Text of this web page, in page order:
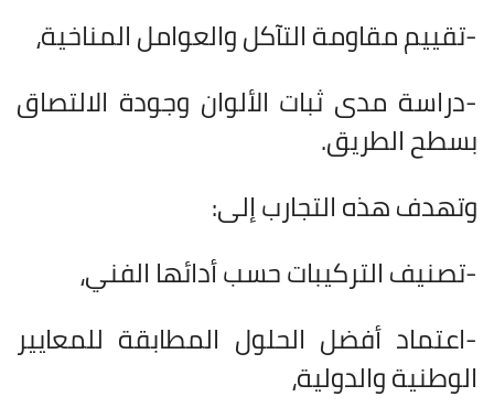
-تقييم مقاومة التآكل والعوامل المناخية،
-دراسة مدى ثبات الألوان وجودة الالتصاق
بسطح الطريق.
وتهدف هذه التجارب إلى:
-تصنيف التركيبات حسب أدائها الفني،
-اعتماد أفضل الحلول المطابقة للمعايير
الوطنية والدولية،